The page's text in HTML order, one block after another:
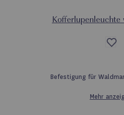
Kofferlupenleuchte
Auf
die
Befestigung für
Mehr